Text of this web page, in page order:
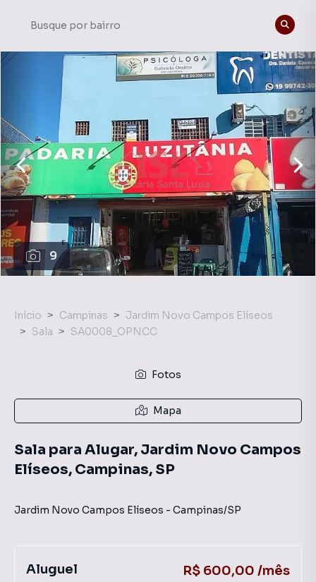
9
Início Campinas
Jardim Novo Campos Elíseos
Sala
SA0008_OPNCC
Fotos
Mapa
Sala para Alugar, Jardim Novo Campos
Elíseos, Campinas, SP
Jardim Novo Campos Elíseos - Campinas/SP
Aluguel
R$ 600,00 /mês